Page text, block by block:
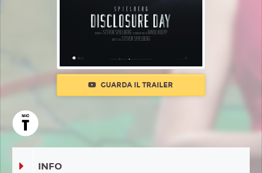
GUARDA IL TRAILER
INFO